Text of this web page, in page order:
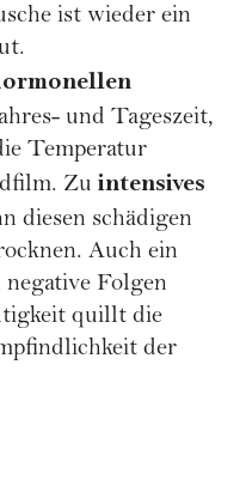
ist wieder ein
und Tageszeit,
Temperatur
Zu intensives
diesen schädigen
Auch ein
Folgen
quillt die
der